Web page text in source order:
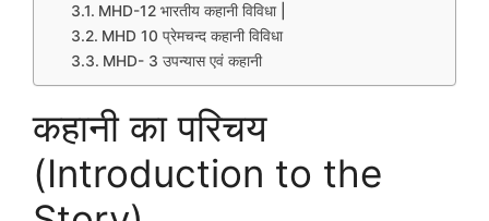
MHD-12 भारतीय कहानी विविधा |
MHD 10 प्रेमचन्द कहानी विविधा
MHD- 3 उपन्यास एवं कहानी
कहानी का परिचय
(Introduction to the